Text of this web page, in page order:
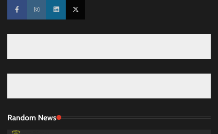
Random News